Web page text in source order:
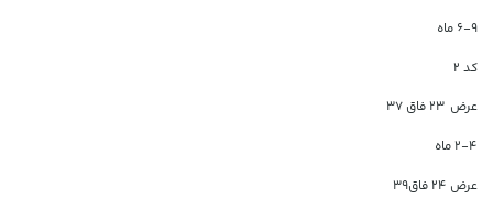
۶-۹ ماه
کد ۲
عرض ۲۳ فاق ۳۷
۲-۴ ماه
عرض ۲۴ فاق۳۹